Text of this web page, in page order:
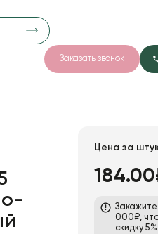
Заказать звонок
Цена за
000₽,
скидку 5%